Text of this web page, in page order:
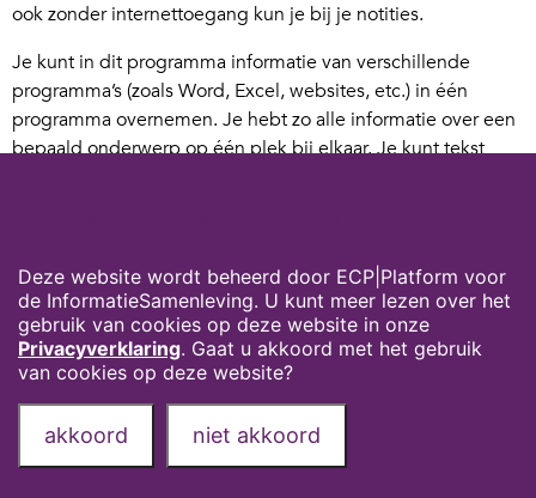
ook zonder internettoegang kun je bij je notities.
Je kunt in dit programma informatie van verschillende
programma’s (zoals Word, Excel, websites, etc.) in één
programma overnemen. Je hebt zo alle informatie over een
bepaald onderwerp op één plek bij elkaar. Je kunt tekst
per e-mail versturen.
OneNote is een onderdeel van Microsoft Office 365 maar je
kuntOneNote ook gratis downloaden
Privacyverklaring
Over deze website
Onze partners
Contact
Deze website wordt beheerd door ECP|Platform voor
de InformatieSamenleving. U kunt meer lezen over het
gebruik van cookies op deze website in onze
Privacyverklaring. Gaat u akkoord met het gebruik
van cookies op deze website?
akkoord niet akkoord